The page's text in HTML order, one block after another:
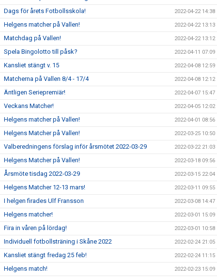
Dags för årets Fotbollsskola! 2022-04-22 14:38
Helgens matcher på Vallen! 2022-04-22 13:13
Matchdag på Vallen! 2022-04-22 13:12
Spela Bingolotto till påsk? 2022-04-11 07:09
Kansliet stängt v. 15 2022-04-08 12:59
Matcherna på Vallen 8/4 - 17/4 2022-04-08 12:12
Äntligen Seriepremiär! 2022-04-07 15:47
Veckans Matcher! 2022-04-05 12:02
Helgens matcher på Vallen! 2022-04-01 08:56
Helgens Matcher på Vallen! 2022-03-25 10:50
Valberedningens förslag inför årsmötet 2022-03-29 2022-03-22 21:03
Helgens Matcher på Vallen! 2022-03-18 09:56
Årsmöte tisdag 2022-03-29 2022-03-15 22:04
Helgens Matcher 12-13 mars! 2022-03-11 09:55
I helgen firades Ulf Fransson 2022-03-08 14:47
Helgens matcher! 2022-03-01 15:09
Fira in våren på lördag! 2022-03-01 10:58
Individuell fotbollsträning i Skåne 2022 2022-02-24 21:05
Kansliet stängt fredag 25 feb! 2022-02-24 11:15
Helgens match! 2022-02-23 15:09